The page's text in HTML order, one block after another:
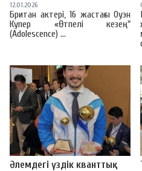
12.01.2026
Британ актері, 16 жастағы Оуэн
Купер «Өтпелі кезең"
(Adolescence) ...
Әлемдегі үздік кванттық